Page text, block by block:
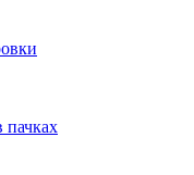
пачках